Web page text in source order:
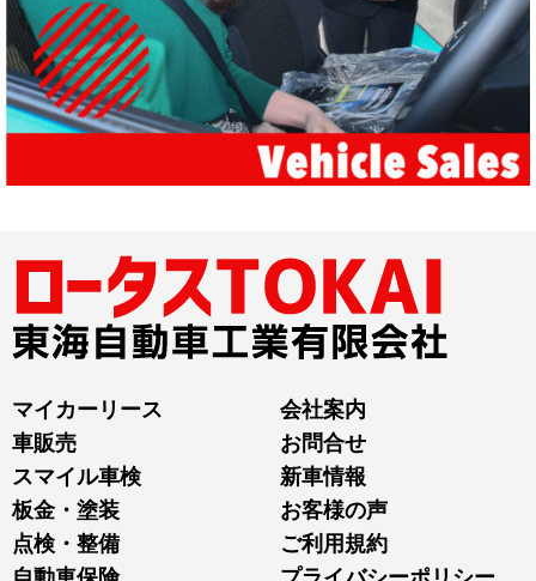
マイカーリース
車販売
スマイル車検
板金・塗装
点検・整備
会社案内
お問合せ
新車情報
お客様の声
ご利用規約